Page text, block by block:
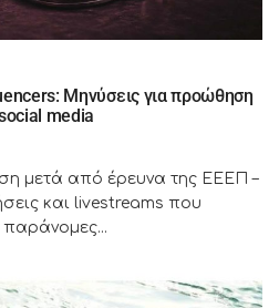
Μηνύσεις για προώθηση
media
μετά από έρευνα της ΕΕΕΠ –
και livestreams που
παράνομες...